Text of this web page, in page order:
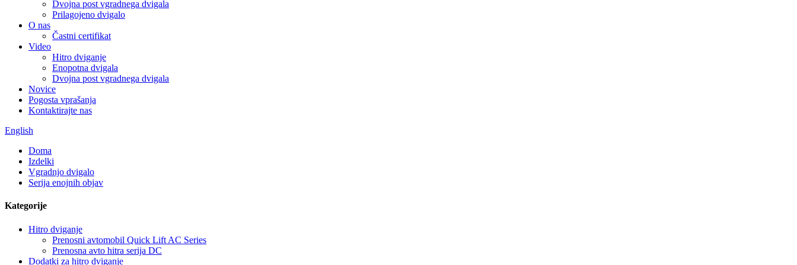
Dvojna post vgradnega dvigala
Prilagojeno dvigalo
O nas
Častni certifikat
Video
Hitro dviganje
Enopotna dvigala
Dvojna post vgradnega dvigala
Novice
Pogosta vprašanja
Kontaktirajte nas
English
Doma
Izdelki
Vgradnjo dvigalo
Serija enojnih objav
Kategorije
Hitro dviganje
Prenosni avtomobil Quick Lift AC Series
Prenosna avto hitra serija DC
Dodatki za hitro dviganje